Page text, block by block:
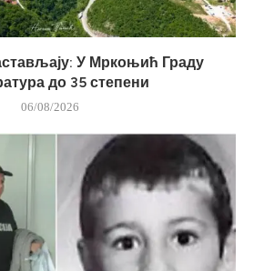
У Мркоњић Граду
до 35 степени
06/08/2026